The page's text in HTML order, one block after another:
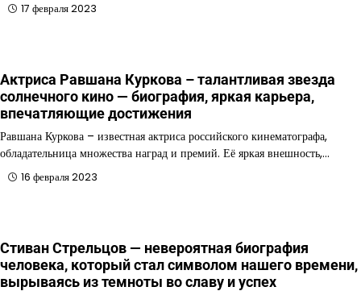
17 февраля 2023
Актриса Равшана Куркова – талантливая звезда
солнечного кино — биография, яркая карьера,
впечатляющие достижения
Равшана Куркова – известная актриса российского кинематографа,
обладательница множества наград и премий. Её яркая внешность,…
16 февраля 2023
Стиван Стрельцов — невероятная биография
человека, который стал символом нашего времени,
вырываясь из темноты во славу и успех